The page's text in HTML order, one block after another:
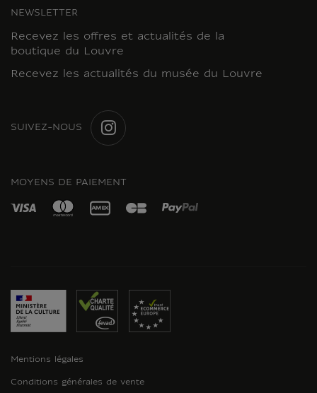
NEWSLETTER
Recevez les offres et actualités de la
boutique du Louvre
Recevez les actualités du musée du Louvre
SUIVEZ-NOUS
MOYENS DE PAIEMENT
Mentions légales
Conditions générales de vente